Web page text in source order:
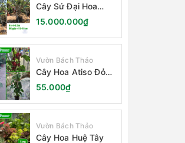
Cây Sứ Đại Hoa
Trắng
15.000.000₫
Vườn Bách Thảo
Cây Hoa Atiso Đỏ
(Bụt Gấm Hibiscus)
55.000₫
Vườn Bách Thảo
Cây Hoa Huệ Tây